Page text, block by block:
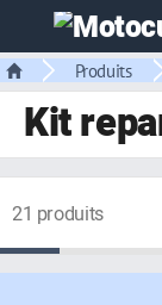
Produits
Kit
21 produits